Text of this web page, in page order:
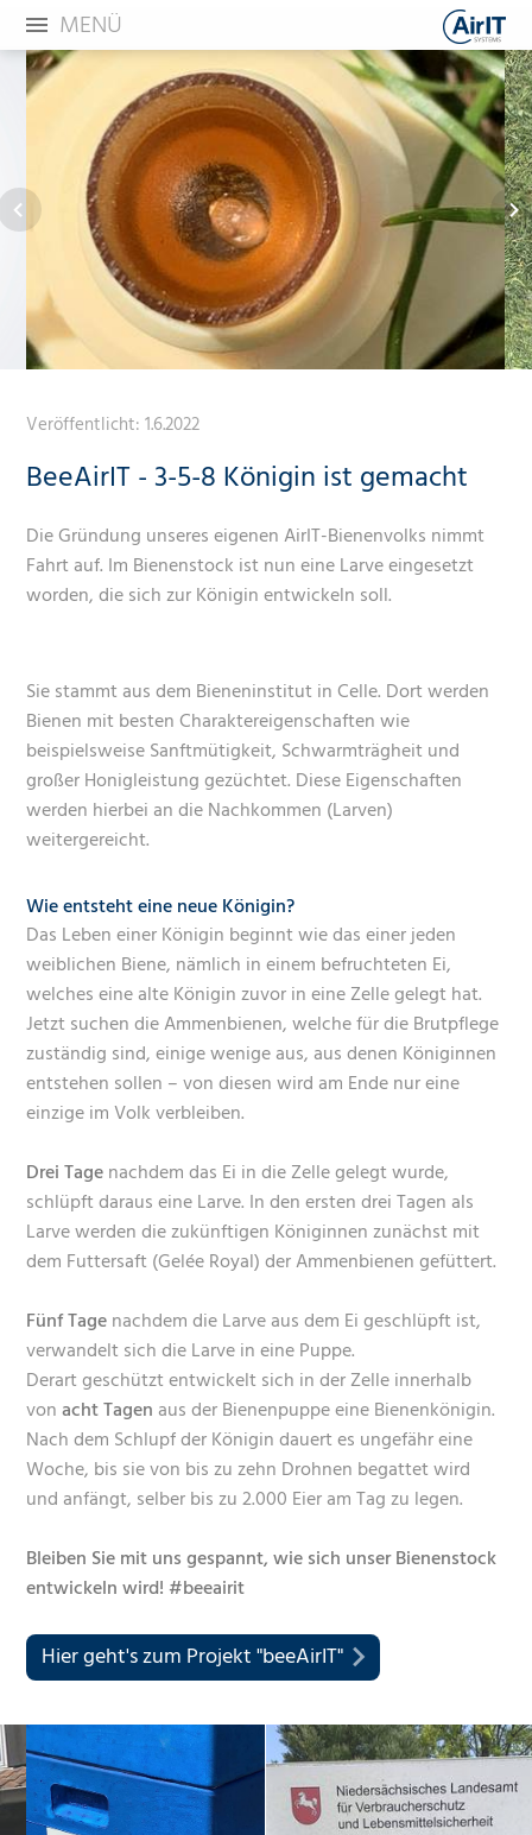
MENÜ
Veröffentlicht:1.6.2022
BeeAirIT - 3-5-8 Königin ist gemacht
Die Gründung unseres eigenen AirIT-Bienenvolks nimmt
Fahrt auf. Im Bienenstock ist nun eine Larve eingesetzt
worden, die sich zur Königin entwickeln soll.
Sie stammt aus dem Bieneninstitut in Celle. Dort werden
Bienen mit besten Charaktereigenschaften wie
beispielsweise Sanftmütigkeit, Schwarmträgheit und
großer Honigleistung gezüchtet. Diese Eigenschaften
werden hierbei an die Nachkommen (Larven)
weitergereicht.
Wie entsteht eine neue Königin?
Das Leben einer Königin beginnt wie das einer jeden
weiblichen Biene, nämlich in einem befruchteten Ei,
welches eine alte Königin zuvor in eine Zelle gelegt hat.
Jetzt suchen die Ammenbienen, welche für die Brutpflege
zuständig sind, einige wenige aus, aus denen Königinnen
entstehen sollen – von diesen wird am Ende nur eine
einzige im Volk verbleiben.
Drei Tagenachdem das Ei in die Zelle gelegt wurde,
schlüpft daraus eine Larve. In den ersten drei Tagen als
Larve werden die zukünftigen Königinnen zunächst mit
dem Futtersaft (Gelée Royal) der Ammenbienen gefüttert.
Fünf Tagenachdem die Larve aus dem Ei geschlüpft ist,
verwandelt sich die Larve in eine Puppe.
Derart geschützt entwickelt sich in der Zelle innerhalb
vonacht Tagen aus der Bienenpuppe eine Bienenkönigin.
Nach dem Schlupf der Königin dauert es ungefähr eine
Woche, bis sie von bis zu zehn Drohnen begattet wird
und anfängt, selber bis zu 2.000 Eier am Tag zu legen.
Bleiben Sie mit uns gespannt, wie sich unser Bienenstock
entwickeln wird! #beeairit
Hier geht's zum Projekt "beeAirIT"